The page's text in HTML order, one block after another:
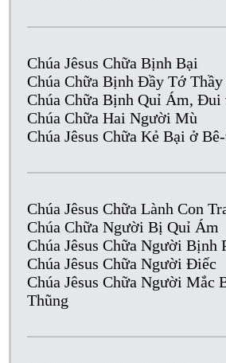
Chúa Jêsus Chữa Bịnh Bại
Chúa Chữa Bịnh Đầy Tớ
Chúa Chữa Bịnh Quỉ Ám, Đui
Chúa Chữa Hai Người Mù
Chúa Jêsus Chữa Kẻ Bại ở
Chúa Jêsus Chữa Lành Con
Chúa Chữa Người Bị Quỉ Ám
Chúa Jêsus Chữa Người Bịnh
Chúa Jêsus Chữa Người Điếc
Chúa Jêsus Chữa Người Mắc
Thũng